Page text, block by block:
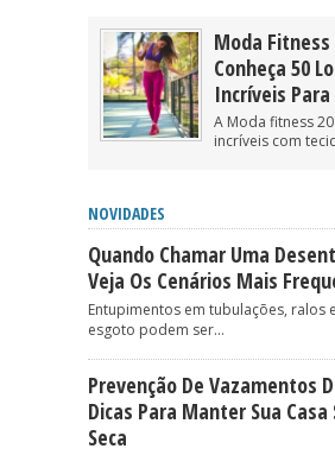
Moda Fitness
Conheça 50
Incríveis
A Moda fitness
incríveis com
NOVIDADES
Quando Chamar Uma
Veja Os Cenários Mais
Entupimentos em tubulações, ralos
esgoto podem ser...
Prevenção De Vazamentos
Dicas Para Manter Sua Casa
Seca